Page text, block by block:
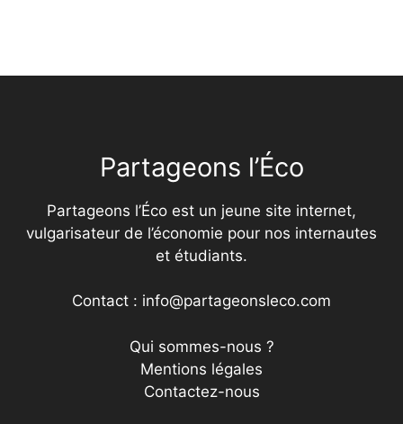
Partageons l’Éco
Partageons l’Éco est un jeune site internet,
vulgarisateur de l’économie pour nos internautes
et étudiants.
Contact : info@partageonsleco.com
Qui sommes-nous ?
Mentions légales
Contactez-nous